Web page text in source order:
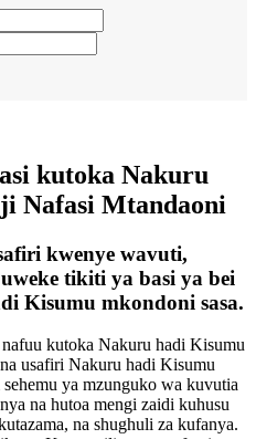
kutoka Nakuru
Nafasi Mtandaoni
kwenye wavuti,
tikiti ya basi ya bei
Kisumu mkondoni sasa.
kutoka Nakuru hadi Kisumu
usafiri Nakuru hadi Kisumu
ya mzunguko wa kuvutia
na hutoa mengi zaidi kuhusu
na shughuli za kufanya.